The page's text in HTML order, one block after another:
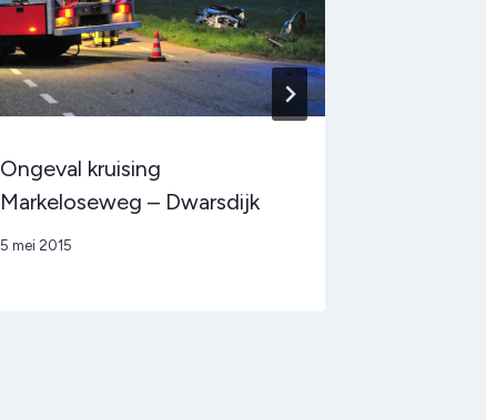
Ongeval kruising
Markeloseweg – Dwarsdijk
Door
5 mei 2015